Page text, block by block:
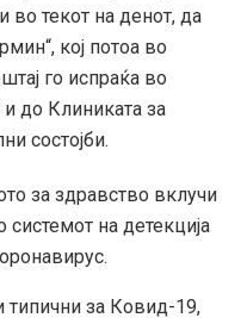
во текот на денот, да
кој потоа во
го испраќа во
до Клиниката за
состојби.
за здравство вклучи
на детекција
типични за Ковид-19,